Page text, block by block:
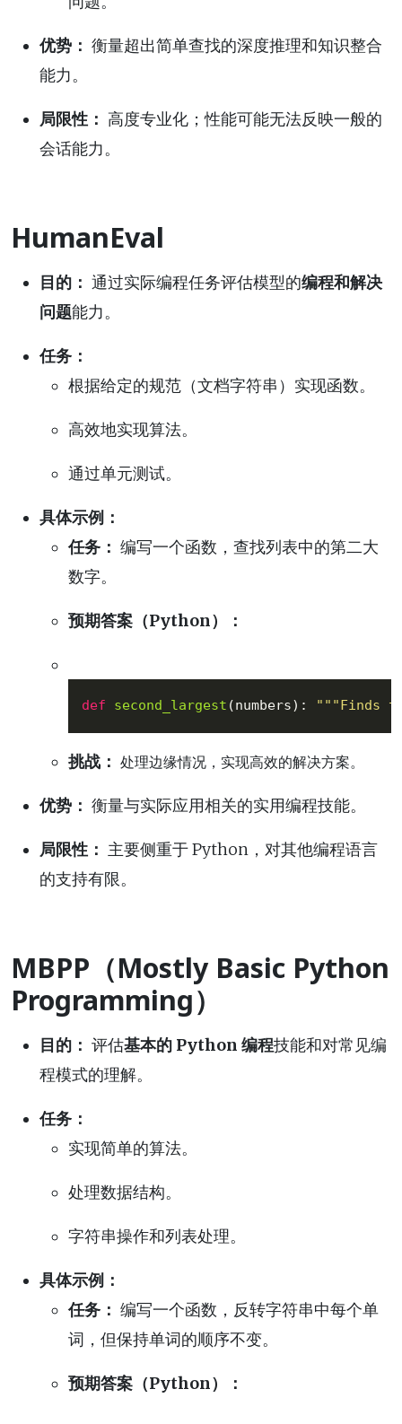
优势： 衡量超出简单查找的深度推理和知识整合
能力。
局限性： 高度专业化；性能可能无法反映一般的
会话能力。
HumanEval
目的： 通过实际编程任务评估模型的编程和解决
问题能力。
任务：
根据给定的规范（文档字符串）实现函数。
高效地实现算法。
通过单元测试。
具体示例：
任务： 编写一个函数，查找列表中的第二大
数字。
预期答案（Python）：
def second_largest (numbers): """Finds
挑战： 处理边缘情况，实现高效的解决方案。
优势： 衡量与实际应用相关的实用编程技能。
局限性： 主要侧重于 Python，对其他编程语言
的支持有限。
MBPP（Mostly Basic Python
Programming）
目的： 评估基本的 Python 编程技能和对常见编
程模式的理解。
任务：
实现简单的算法。
处理数据结构。
字符串操作和列表处理。
具体示例：
任务： 编写一个函数，反转字符串中每个单
词，但保持单词的顺序不变。
预期答案（Python）：